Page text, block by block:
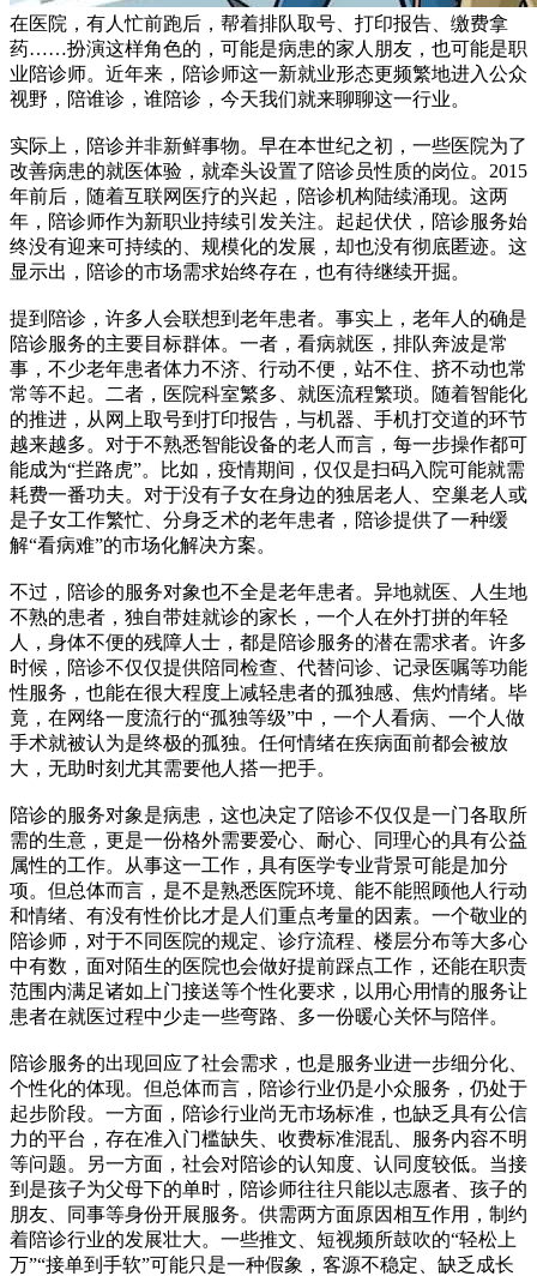
在医院，有人忙前跑后，帮着排队取号、打印报告、缴费拿
药……扮演这样角色的，可能是病患的家人朋友，也可能是职
业陪诊师。近年来，陪诊师这一新就业形态更频繁地进入公众
视野，陪谁诊，谁陪诊，今天我们就来聊聊这一行业。
实际上，陪诊并非新鲜事物。早在本世纪之初，一些医院为了
改善病患的就医体验，就牵头设置了陪诊员性质的岗位。2015
年前后，随着互联网医疗的兴起，陪诊机构陆续涌现。这两
年，陪诊师作为新职业持续引发关注。起起伏伏，陪诊服务始
终没有迎来可持续的、规模化的发展，却也没有彻底匿迹。这
显示出，陪诊的市场需求始终存在，也有待继续开掘。
提到陪诊，许多人会联想到老年患者。事实上，老年人的确是
陪诊服务的主要目标群体。一者，看病就医，排队奔波是常
事，不少老年患者体力不济、行动不便，站不住、挤不动也常
常等不起。二者，医院科室繁多、就医流程繁琐。随着智能化
的推进，从网上取号到打印报告，与机器、手机打交道的环节
越来越多。对于不熟悉智能设备的老人而言，每一步操作都可
能成为“拦路虎”。比如，疫情期间，仅仅是扫码入院可能就需
耗费一番功夫。对于没有子女在身边的独居老人、空巢老人或
是子女工作繁忙、分身乏术的老年患者，陪诊提供了一种缓
解“看病难”的市场化解决方案。
不过，陪诊的服务对象也不全是老年患者。异地就医、人生地
不熟的患者，独自带娃就诊的家长，一个人在外打拼的年轻
人，身体不便的残障人士，都是陪诊服务的潜在需求者。许多
时候，陪诊不仅仅提供陪同检查、代替问诊、记录医嘱等功能
性服务，也能在很大程度上减轻患者的孤独感、焦灼情绪。毕
竟，在网络一度流行的“孤独等级”中，一个人看病、一个人做
手术就被认为是终极的孤独。任何情绪在疾病面前都会被放
大，无助时刻尤其需要他人搭一把手。
陪诊的服务对象是病患，这也决定了陪诊不仅仅是一门各取所
需的生意，更是一份格外需要爱心、耐心、同理心的具有公益
属性的工作。从事这一工作，具有医学专业背景可能是加分
项。但总体而言，是不是熟悉医院环境、能不能照顾他人行动
和情绪、有没有性价比才是人们重点考量的因素。一个敬业的
陪诊师，对于不同医院的规定、诊疗流程、楼层分布等大多心
中有数，面对陌生的医院也会做好提前踩点工作，还能在职责
范围内满足诸如上门接送等个性化要求，以用心用情的服务让
患者在就医过程中少走一些弯路、多一份暖心关怀与陪伴。
陪诊服务的出现回应了社会需求，也是服务业进一步细分化、
个性化的体现。但总体而言，陪诊行业仍是小众服务，仍处于
起步阶段。一方面，陪诊行业尚无市场标准，也缺乏具有公信
力的平台，存在准入门槛缺失、收费标准混乱、服务内容不明
等问题。另一方面，社会对陪诊的认知度、认同度较低。当接
到是孩子为父母下的单时，陪诊师往往只能以志愿者、孩子的
朋友、同事等身份开展服务。供需两方面原因相互作用，制约
着陪诊行业的发展壮大。一些推文、短视频所鼓吹的“轻松上
万”“接单到手软”可能只是一种假象，客源不稳定、缺乏成长